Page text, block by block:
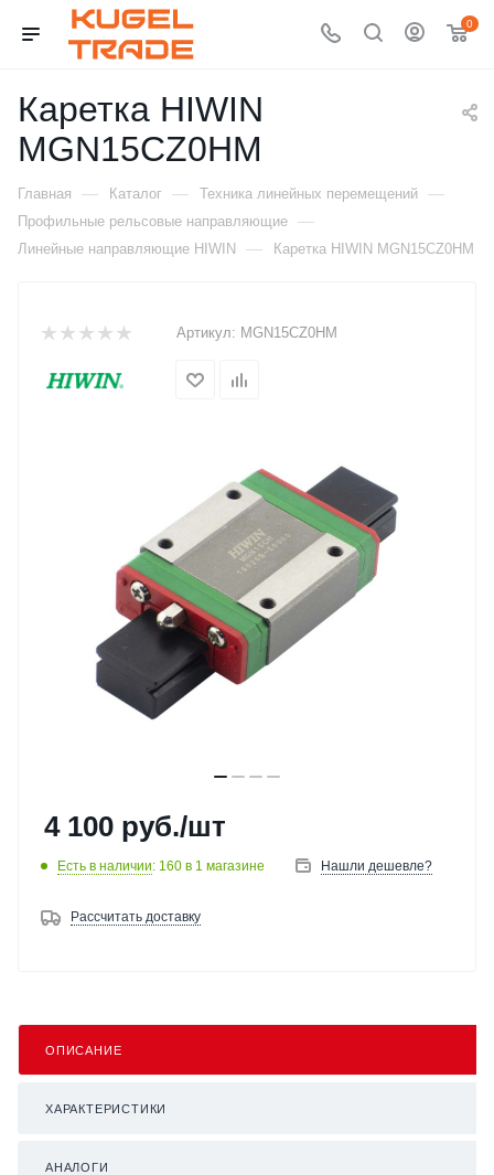
0
Каретка HIWIN
MGN15CZ0HM
Главная — Каталог — Техника линейных перемещений —
Профильные рельсовые направляющие —
Линейные направляющие HIWIN — Каретка HIWIN MGN15CZ0HM
Артикул: MGN15CZ0HM
4 100 руб./шт
Есть в наличии: 160 в 1 магазине Нашли дешевле?
Рассчитать доставку
ОПИСАНИЕ
ХАРАКТЕРИСТИКИ
АНАЛОГИ